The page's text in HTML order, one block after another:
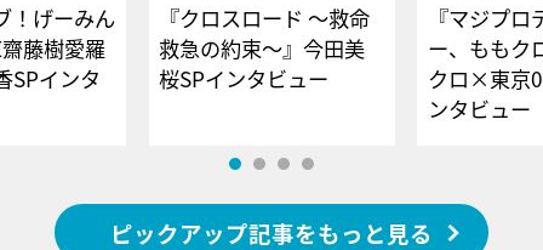
！げーみん
藤樹愛羅
SPインタ
『クロスロード ～救命
救急の約束～』今田美
桜SPインタビュー
『マジプロ
ー、ももク
クロ×東京
ンタビュー
ピックアップ記事をもっと見る